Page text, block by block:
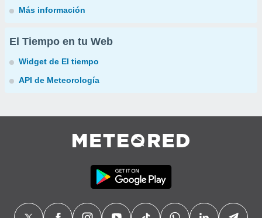
Más información
El Tiempo en tu Web
Widget de El tiempo
API de Meteorología